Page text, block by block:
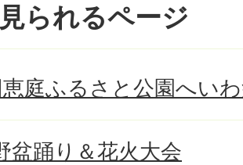
られるページ
庭ふるさと公園へい
盆踊り＆花火大会